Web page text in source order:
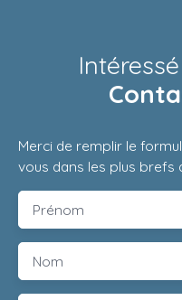
Merci de remplir le
vous dans les plus brefs
Prénom
Nom